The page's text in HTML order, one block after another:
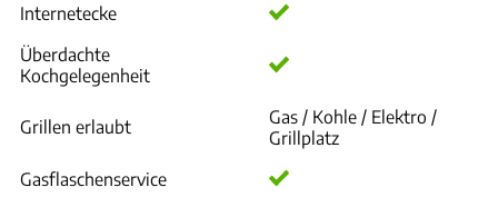
Internetecke
Überdachte
Kochgelegenheit
Grillen erlaubt
Gas / Kohle / Elektro /
Grillplatz
Gasflaschenservice